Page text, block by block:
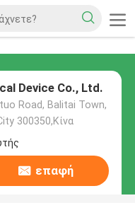
Device Co., Ltd.
Road, Balitai Town,
300350,Κίνα
επαφή